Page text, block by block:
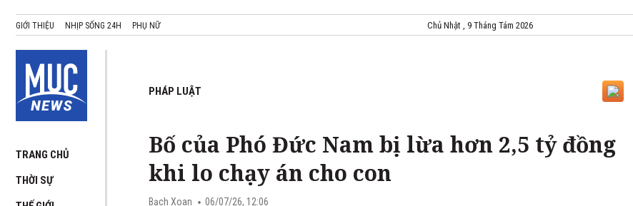
GIỚI THIỆU NHỊP SỐNG 24H PHỤ NỮ Chủ Nhật , 9 Tháng Tám 2026
TRANG CHỦ
THỜI SỰ
PHÁP LUẬT
Bố của Phó Đức Nam bị lừa hơn 2,5 tỷ đồng
khi lo chạy án cho con
Bạch Xoan 06/07/26, 12:06